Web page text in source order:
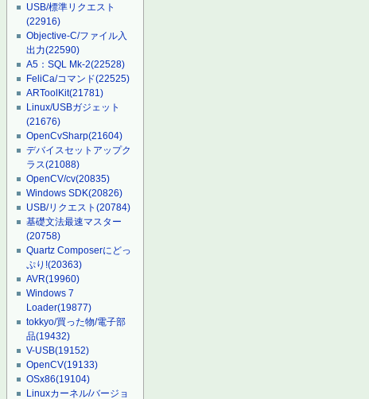
USB/標準リクエスト
(22916)
Objective-C/ファイル入
出力(22590)
A5：SQL Mk-2(22528)
FeliCa/コマンド(22525)
ARToolKit(21781)
Linux/USBガジェット
(21676)
OpenCvSharp(21604)
デバイスセットアップク
ラス(21088)
OpenCV/cv(20835)
Windows SDK(20826)
USB/リクエスト(20784)
基礎文法最速マスター
(20758)
Quartz Composerにどっ
ぷり!(20363)
AVR(19960)
Windows 7
Loader(19877)
tokkyo/買った物/電子部
品(19432)
V-USB(19152)
OpenCV(19133)
OSx86(19104)
Linuxカーネル/バージョ